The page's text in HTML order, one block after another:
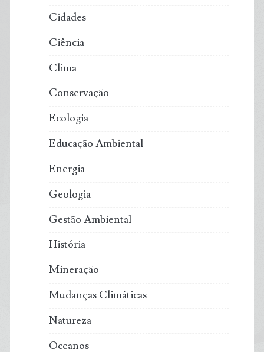
Cidades
Ciência
Clima
Conservação
Ecologia
Educação Ambiental
Energia
Geologia
Gestão Ambiental
História
Mineração
Mudanças Climáticas
Natureza
Oceanos